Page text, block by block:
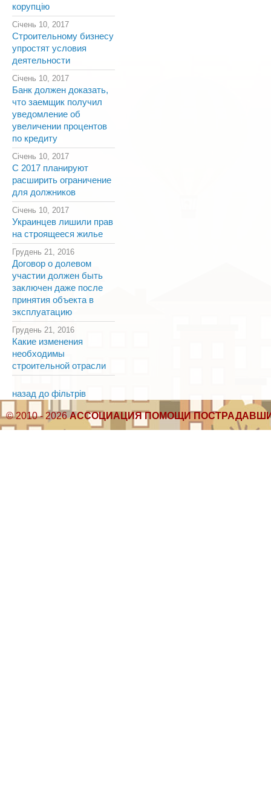
корупцію
Січень 10, 2017
Строительному бизнесу
упростят условия
деятельности
Січень 10, 2017
Банк должен доказать,
что заемщик получил
уведомление об
увеличении процентов
по кредиту
Січень 10, 2017
С 2017 планируют
расширить ограничение
для должников
Січень 10, 2017
Украинцев лишили прав
на строящееся жилье
Грудень 21, 2016
Договор о долевом
участии должен быть
заключен даже после
принятия объекта в
эксплуатацию
Грудень 21, 2016
Какие изменения
необходимы
строительной отрасли
назад до фільтрів
© 2010 - 2026АССОЦИАЦИЯ ПОМОЩИ